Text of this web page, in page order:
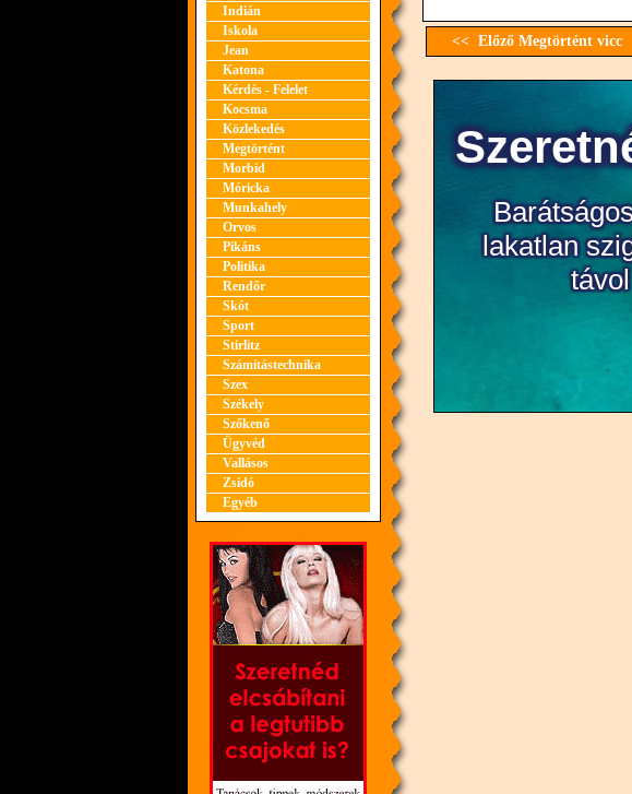
Indián
Iskola
Jean
Katona
Kérdés - Felelet
Kocsma
Közlekedés
Megtörtént
Morbid
Móricka
Munkahely
Orvos
Pikáns
Politika
Rendőr
Skót
Sport
Stirlitz
Számítástechnika
Szex
Székely
Szőkenő
Ügyvéd
Vallásos
Zsidó
Egyéb
<< Előző Megtörtént vicc